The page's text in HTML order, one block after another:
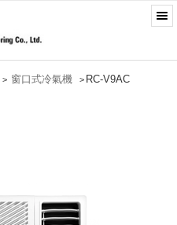
> 窗口式冷氣機 > RC-V9AC